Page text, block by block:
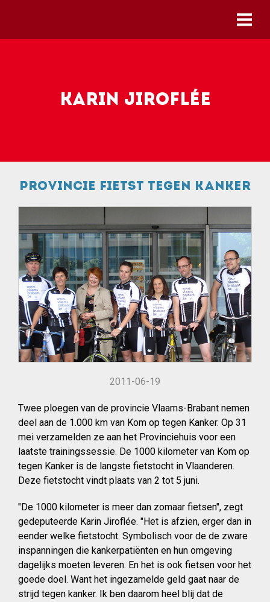
Karin Jiroflée
Provincie fietst tegen kanker
2011-06-19
Twee ploegen van de provincie Vlaams-Brabant nemen
deel aan de 1.000 km van Kom op tegen Kanker. Op 31
mei verzamelden ze aan het Provinciehuis voor een
laatste trainingssessie. De 1000 kilometer van Kom op
tegen Kanker is de langste fietstocht in Vlaanderen.
Deze fietstocht vindt plaats van 2 tot 5 juni.
"De 1000 kilometer is meer dan zomaar fietsen", zegt
gedeputeerde Karin Jiroflée. "Het is afzien, erger dan in
eender welke fietstocht. Symbolisch voor de de zware
inspanningen die kankerpatiënten en hun omgeving
dagelijks moeten leveren. En het is ook fietsen voor het
goede doel. Want het ingezamelde geld gaat naar de
strijd tegen kanker. Ik ben daarom heel blij dat de